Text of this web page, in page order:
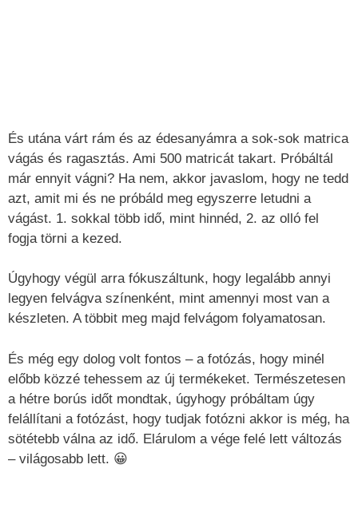
És utána várt rám és az édesanyámra a sok-sok matrica
vágás és ragasztás. Ami 500 matricát takart. Próbáltál
már ennyit vágni? Ha nem, akkor javaslom, hogy ne tedd
azt, amit mi és ne próbáld meg egyszerre letudni a
vágást. 1. sokkal több idő, mint hinnéd, 2. az olló fel
fogja törni a kezed.
Úgyhogy végül arra fókuszáltunk, hogy legalább annyi
legyen felvágva színenként, mint amennyi most van a
készleten. A többit meg majd felvágom folyamatosan.
És még egy dolog volt fontos – a fotózás, hogy minél
előbb közzé tehessem az új termékeket. Természetesen
a hétre borús időt mondtak, úgyhogy próbáltam úgy
felállítani a fotózást, hogy tudjak fotózni akkor is még, ha
sötétebb válna az idő. Elárulom a vége felé lett változás
– világosabb lett. 😀